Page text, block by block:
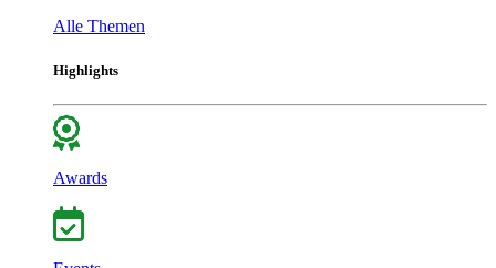
Alle Themen
Highlights
Awards